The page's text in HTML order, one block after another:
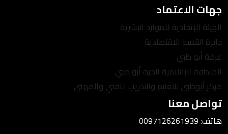
جهات الاعتماد
الهيئة الإتحادية للموارد البشرية
دائرة التنمية الاقتصادية
غرفة أبو ظبي
المنطقة الإعلامية الحرة أبو ظبي
مركز أبوظبي للتعليم والتدريب التقني والمهني
تواصل معنا
هاتف: 0097126261939